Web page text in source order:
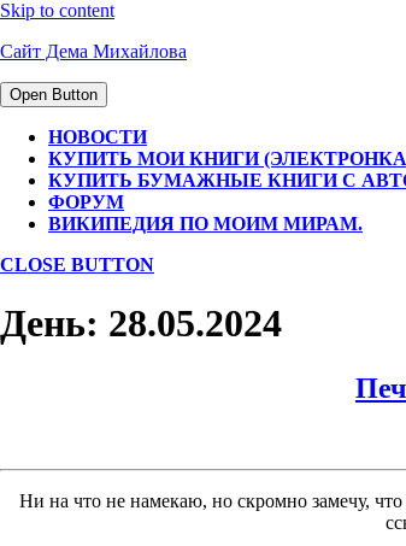
Skip to content
Сайт Дема Михайлова
Open Button
НОВОСТИ
КУПИТЬ МОИ КНИГИ
КУПИТЬ БУМАЖНЫЕ КНИГИ С
ФОРУМ
ВИКИПЕДИЯ ПО МОИМ МИРАМ.
CLOSE BUTTON
День: 28.05.2024
Ни на что не намекаю, но скромно замечу,